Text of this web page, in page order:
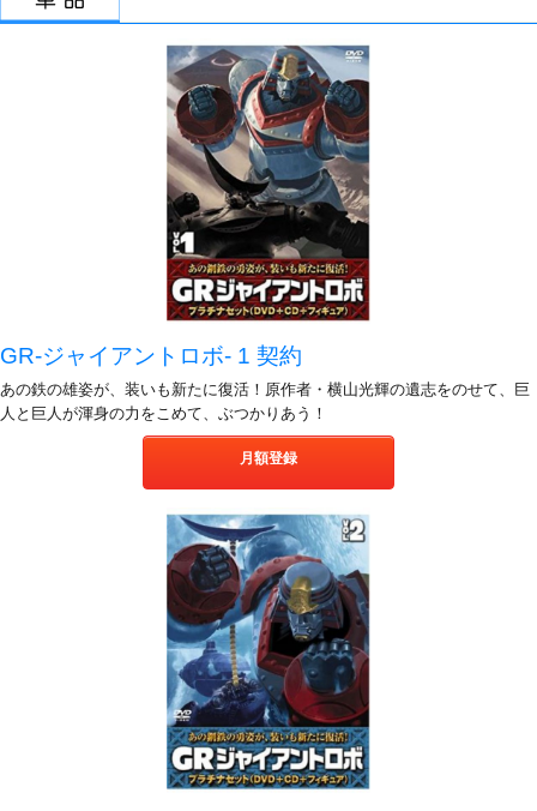
GR-ジャイアントロボ- 1 契約
あの鉄の雄姿が、装いも新たに復活！原作者・横山光輝の遺志をのせて、巨
人と巨人が渾身の力をこめて、ぶつかりあう！
月額登録